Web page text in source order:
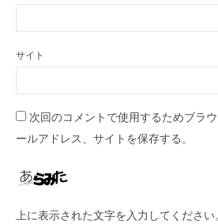
サイト
次回のコメントで使用するためブラ
ールアドレス、サイトを保存する。
上に表示された文字を入力してください。